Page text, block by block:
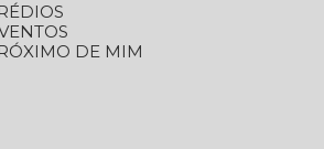
DE MIM